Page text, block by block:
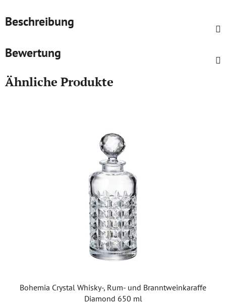
Beschreibung
Bewertung
Ähnliche Produkte
Bohemia Crystal Whisky-, Rum- und Branntweinkaraffe
Diamond 650 ml